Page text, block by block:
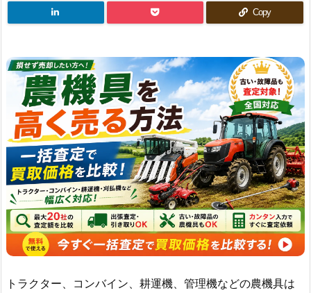
Copy
トラクター、コンバイン、耕運機、管理機などの農機具は